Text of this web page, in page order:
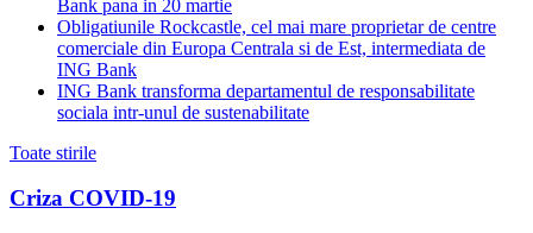
Bank pana in 20 martie
Obligatiunile Rockcastle, cel mai mare proprietar de centre
comerciale din Europa Centrala si de Est, intermediata de
ING Bank
ING Bank transforma departamentul de responsabilitate
sociala intr-unul de sustenabilitate
Toate stirile
Criza COVID-19